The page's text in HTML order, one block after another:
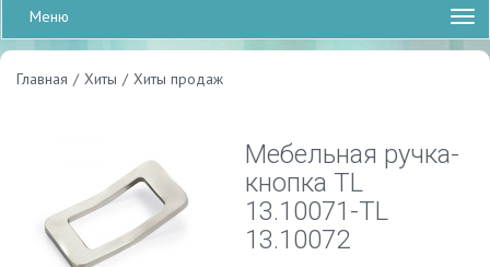
Меню
Главная / Хиты / Хиты продаж
Мебельная ручка-
кнопка TL
13.10071-TL
13.10072